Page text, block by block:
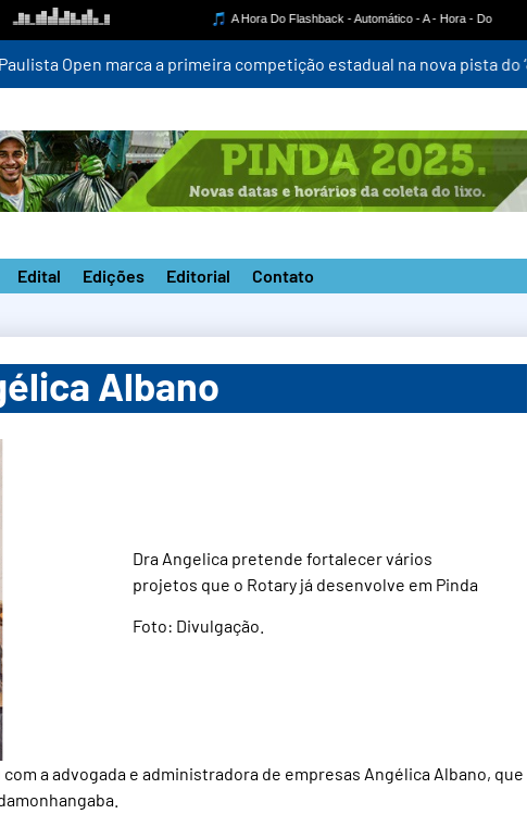
competição estadual na nova pista do ‘João do Pulo’
Edital Edições Editorial Contato
Albano
Dra Angelica pretende fortalecer vários
projetos que o Rotary já desenvolve em Pinda
Foto: Divulgação.
a advogada e administradora de empresas Angélica Albano, que